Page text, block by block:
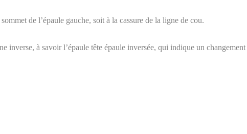
de l’épaule gauche, soit à la cassure de la ligne de cou.
à savoir l’épaule tête épaule inversée, qui indique un changement